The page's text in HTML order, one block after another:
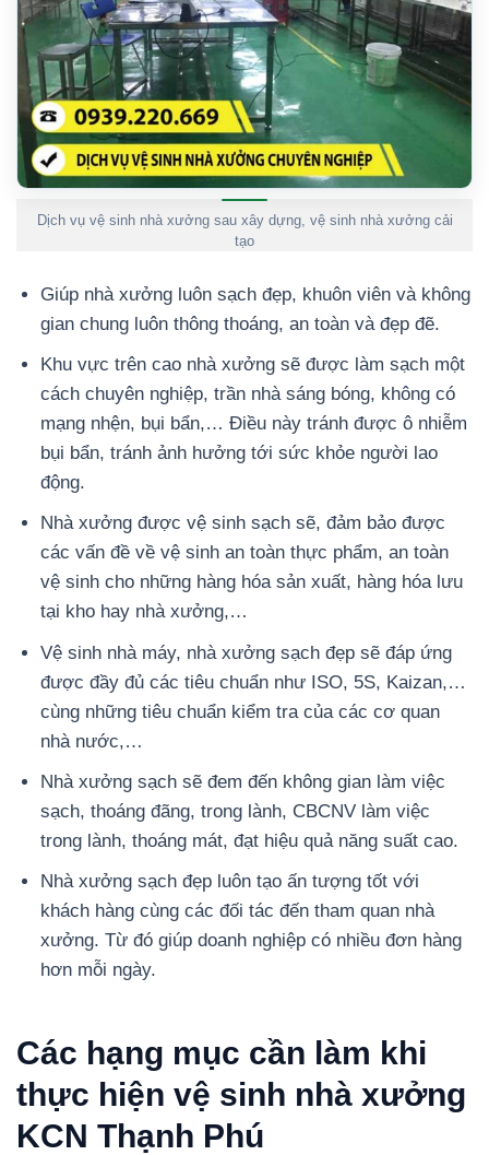
Dịch vụ vệ sinh nhà xưởng sau xây dựng, vệ sinh nhà xưởng cải
tạo
Giúp nhà xưởng luôn sạch đẹp, khuôn viên và không
gian chung luôn thông thoáng, an toàn và đẹp đẽ.
Khu vực trên cao nhà xưởng sẽ được làm sạch một
cách chuyên nghiệp, trần nhà sáng bóng, không có
mạng nhện, bụi bẩn,… Điều này tránh được ô nhiễm
bụi bẩn, tránh ảnh hưởng tới sức khỏe người lao
động.
Nhà xưởng được vệ sinh sạch sẽ, đảm bảo được
các vấn đề về vệ sinh an toàn thực phẩm, an toàn
vệ sinh cho những hàng hóa sản xuất, hàng hóa lưu
tại kho hay nhà xưởng,…
Vệ sinh nhà máy, nhà xưởng sạch đẹp sẽ đáp ứng
được đầy đủ các tiêu chuẩn như ISO, 5S, Kaizan,…
cùng những tiêu chuẩn kiểm tra của các cơ quan
nhà nước,…
Nhà xưởng sạch sẽ đem đến không gian làm việc
sạch, thoáng đãng, trong lành, CBCNV làm việc
trong lành, thoáng mát, đạt hiệu quả năng suất cao.
Nhà xưởng sạch đẹp luôn tạo ấn tượng tốt với
khách hàng cùng các đối tác đến tham quan nhà
xưởng. Từ đó giúp doanh nghiệp có nhiều đơn hàng
hơn mỗi ngày.
Các hạng mục cần làm khi
thực hiện vệ sinh nhà xưởng
KCN Thạnh Phú